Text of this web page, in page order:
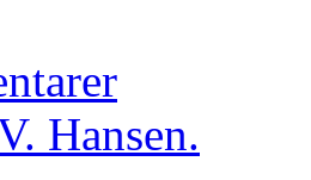
Hansen.